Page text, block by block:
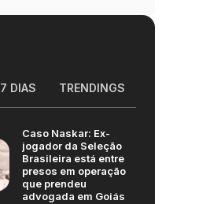
7 DIAS TRENDINGS
Caso Naskar: Ex-
jogador da Seleção
Brasileira está entre
presos em operação
que prendeu
advogada em Goiás